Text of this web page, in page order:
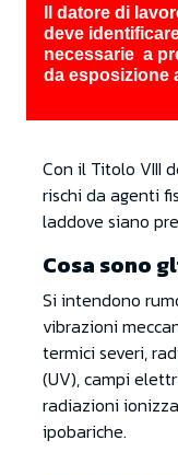
Il datore di
deve
necessarie a
da esposizione
Con il Titolo VIII
rischi da agenti
laddove siano
Cosa sono
Si intendono
vibrazioni
termici severi,
(UV), campi
radiazioni
ipobariche.